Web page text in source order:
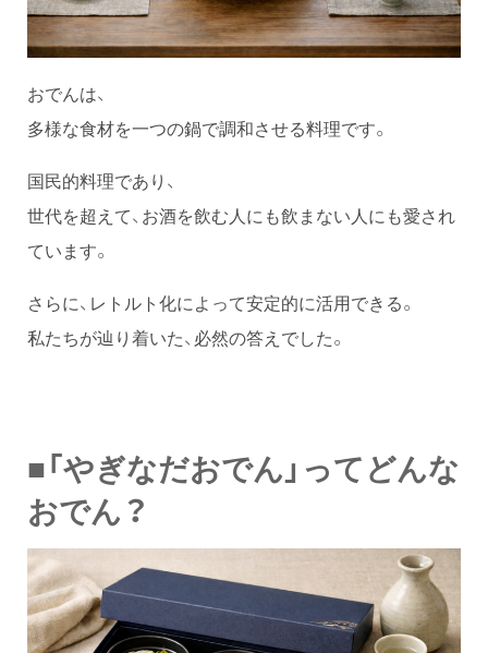
おでんは、
多様な食材を一つの鍋で調和させる料理です。
国民的料理であり、
世代を超えて、お酒を飲む人にも飲まない人にも愛され
ています。
さらに、レトルト化によって安定的に活用できる。
私たちが辿り着いた、必然の答えでした。
■「やぎなだおでん」ってどんな
おでん？